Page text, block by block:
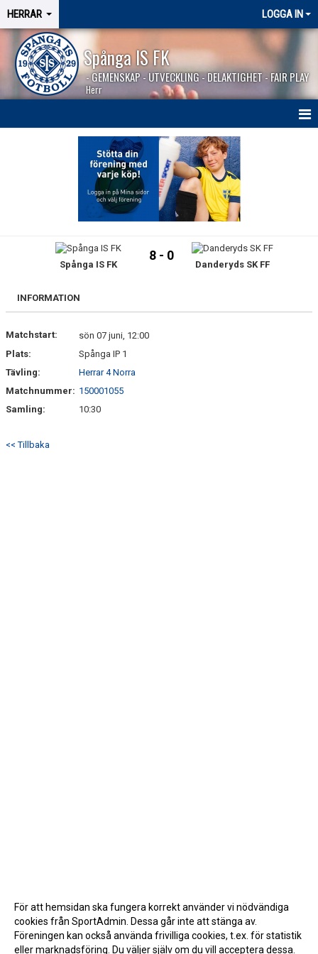
HERRAR LOGGA IN
Spånga IS FK
- GEMENSKAP - UTVECKLING - DELAKTIGHET - FAIR PLAY
Herr
BILDGALLERI
ARKIV 2024-23
ARKIV 2022-20
ARKIV 2019-17
Spånga IS FK
8 - 0
Danderyds SK FF
INFORMATION
Matchstart:
sön 07 juni, 12:00
Plats:
Spånga IP 1
Tävling:
Herrar 4 Norra
Matchnummer: 150001055
Samling:
10:30
<< Tillbaka
För att hemsidan ska fungera korrekt använder vi nödvändiga
cookies från SportAdmin. Dessa går inte att stänga av.
Föreningen kan också använda frivilliga cookies, t.ex. för statistik
eller marknadsföring. Du väljer själv om du vill acceptera dessa.